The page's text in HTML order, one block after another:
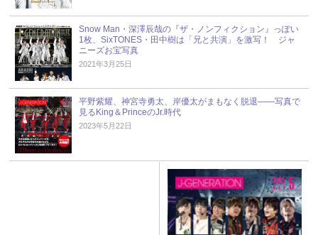
Snow Man・深澤辰哉の『ザ・ノンフィクション』っぽい
1枚、SixTONES・田中樹は「兄と共演」を激写！ ジャ
ニーズお宝写真
2021年3月25日
平野紫耀、神宮寺勇太、岸優太がまもなく脱退――写真で
見るKing＆PrinceのJr.時代
2023年5月22日